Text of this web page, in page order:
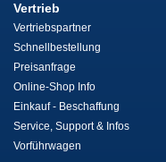
Vertrieb
Vertriebspartner
Schnellbestellung
Preisanfrage
Online-Shop Info
Einkauf - Beschaffung
Service, Support & Infos
Vorführwagen